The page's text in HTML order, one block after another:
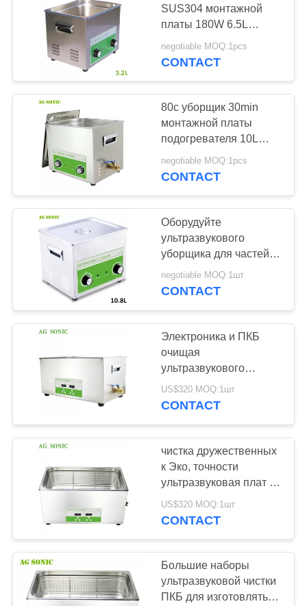
НОВОСТИ
СПРОСИТЕ
ЦИТАТУ
КАРТА
САЙТА
PRIVACY
POLICY
Медицинский
ультразвуковой
уборщик
Уборщик
лаборатории
ультразвуковой
Стоматологические
Ультразвуковой
уборщик
29
Ультразвуковой
уборщик
монтажной платы
SUS304 монтажной
платы 180W 6.5L
ультразвуковая
механическая
negotiable MOQ:1pcs
CONTACT
80c уборщик 30min
монтажной платы
подогревателя 10L
ультразвуковой
регулируемый для
negotiable MOQ:1pcs
CONTACT
Оборудуйте
ультразвукового
уборщика для частей
10Л электронных
блоков механических
negotiable MOQ:1шт
CONTACT
Электроника и ПКБ
очищая
ультразвукового
уборщика извлекают
поток & ионную
US$320 MOQ:1шт
CONTACT
чистка дружественных
к Эко, точности
ультразвуковая плат с
печатным монтажом и
чувствительная
US$320 MOQ:1шт
CONTACT
Большие наборы
ультразвуковой чистки
ПКБ для изготовлять и